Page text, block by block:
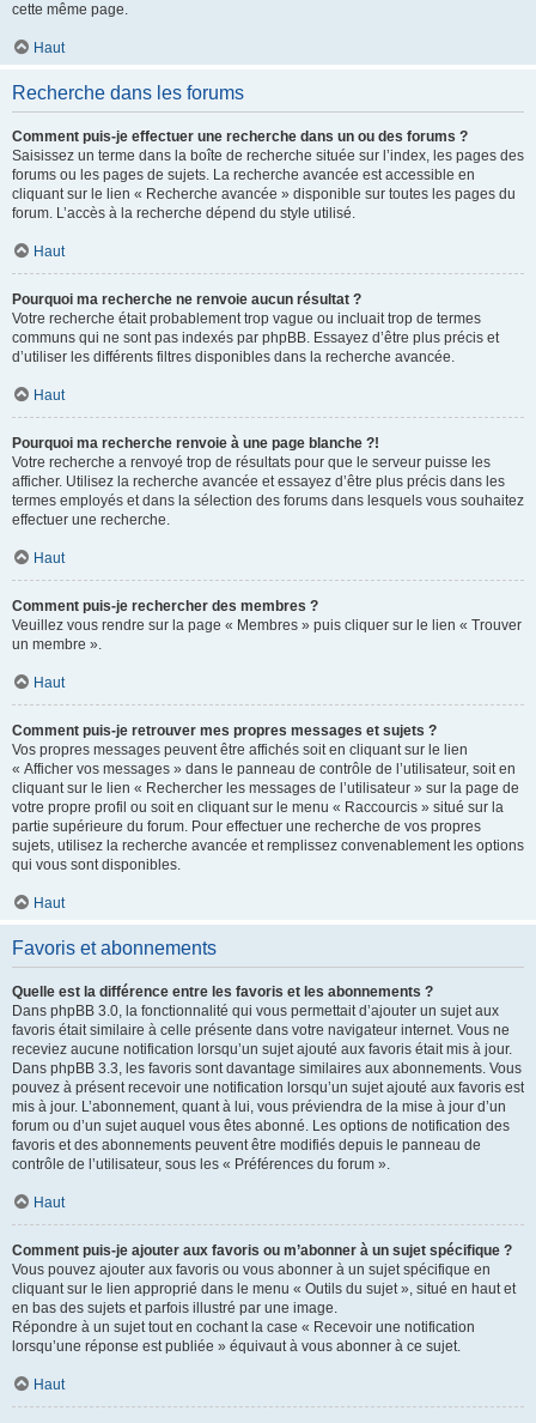
cette même page.
Haut
Recherche dans les forums
Comment puis-je effectuer une recherche dans un ou des forums ?
Saisissez un terme dans la boîte de recherche située sur l’index, les pages des
forums ou les pages de sujets. La recherche avancée est accessible en
cliquant sur le lien « Recherche avancée » disponible sur toutes les pages du
forum. L’accès à la recherche dépend du style utilisé.
Haut
Pourquoi ma recherche ne renvoie aucun résultat ?
Votre recherche était probablement trop vague ou incluait trop de termes
communs qui ne sont pas indexés par phpBB. Essayez d’être plus précis et
d’utiliser les différents filtres disponibles dans la recherche avancée.
Haut
Pourquoi ma recherche renvoie à une page blanche ?!
Votre recherche a renvoyé trop de résultats pour que le serveur puisse les
afficher. Utilisez la recherche avancée et essayez d’être plus précis dans les
termes employés et dans la sélection des forums dans lesquels vous souhaitez
effectuer une recherche.
Haut
Comment puis-je rechercher des membres ?
Veuillez vous rendre sur la page « Membres » puis cliquer sur le lien « Trouver
un membre ».
Haut
Comment puis-je retrouver mes propres messages et sujets ?
Vos propres messages peuvent être affichés soit en cliquant sur le lien
« Afficher vos messages » dans le panneau de contrôle de l’utilisateur, soit en
cliquant sur le lien « Rechercher les messages de l’utilisateur » sur la page de
votre propre profil ou soit en cliquant sur le menu « Raccourcis » situé sur la
partie supérieure du forum. Pour effectuer une recherche de vos propres
sujets, utilisez la recherche avancée et remplissez convenablement les options
qui vous sont disponibles.
Haut
Favoris et abonnements
Quelle est la différence entre les favoris et les abonnements ?
Dans phpBB 3.0, la fonctionnalité qui vous permettait d’ajouter un sujet aux
favoris était similaire à celle présente dans votre navigateur internet. Vous ne
receviez aucune notification lorsqu’un sujet ajouté aux favoris était mis à jour.
Dans phpBB 3.3, les favoris sont davantage similaires aux abonnements. Vous
pouvez à présent recevoir une notification lorsqu’un sujet ajouté aux favoris est
mis à jour. L’abonnement, quant à lui, vous préviendra de la mise à jour d’un
forum ou d’un sujet auquel vous êtes abonné. Les options de notification des
favoris et des abonnements peuvent être modifiés depuis le panneau de
contrôle de l’utilisateur, sous les « Préférences du forum ».
Haut
Comment puis-je ajouter aux favoris ou m’abonner à un sujet spécifique ?
Vous pouvez ajouter aux favoris ou vous abonner à un sujet spécifique en
cliquant sur le lien approprié dans le menu « Outils du sujet », situé en haut et
en bas des sujets et parfois illustré par une image.
Répondre à un sujet tout en cochant la case « Recevoir une notification
lorsqu’une réponse est publiée » équivaut à vous abonner à ce sujet.
Haut